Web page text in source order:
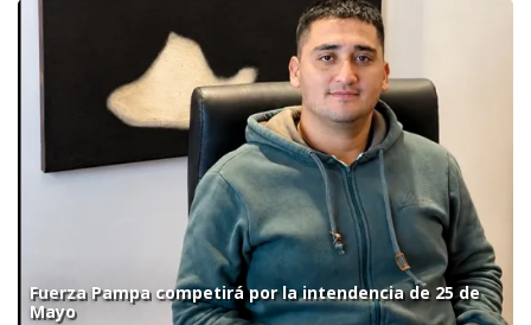
Fuerza Pampa competirá por la intendencia de 25 de
Mayo